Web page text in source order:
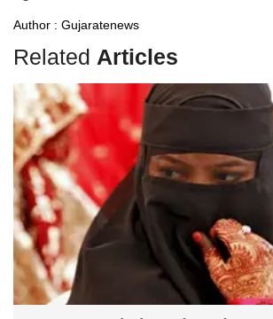
Author : Gujaratenews
Related Articles